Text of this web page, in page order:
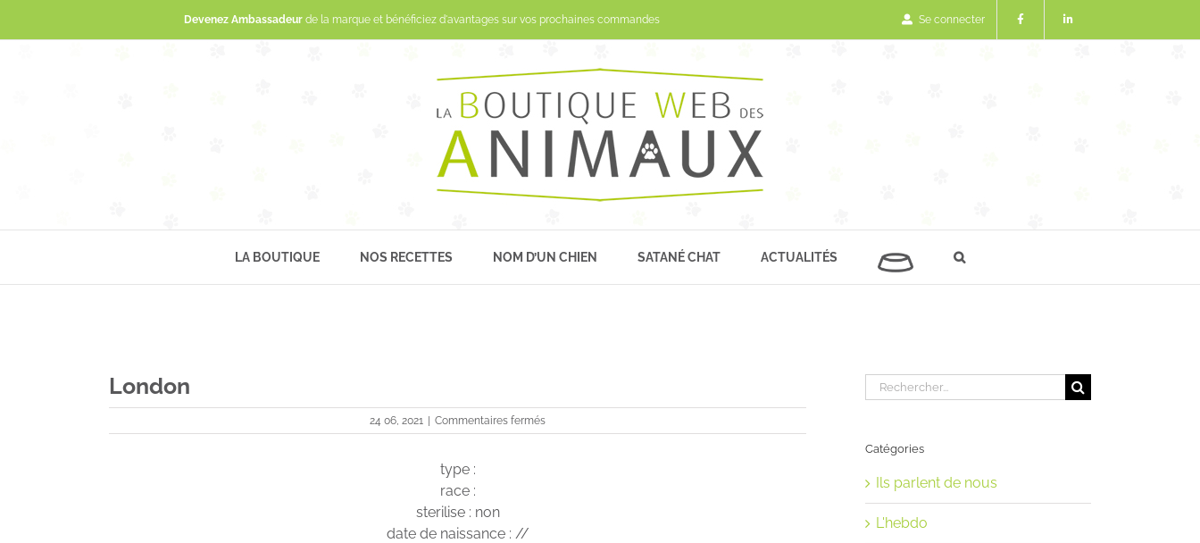
Devenez Ambassadeurde la marque et bénéficiez d'avantages sur vos prochaines commandes Se connecter
LA BOUTIQUE NOS RECETTES NOM D’UN CHIEN SATANÉ CHAT ACTUALITÉS
London
24 06, 2021 Commentaires ferméssur
London
type :
race :
sterilise : non
date de naissance : //
Rechercher:
Catégories
Ils parlent de nous
L'hebdo